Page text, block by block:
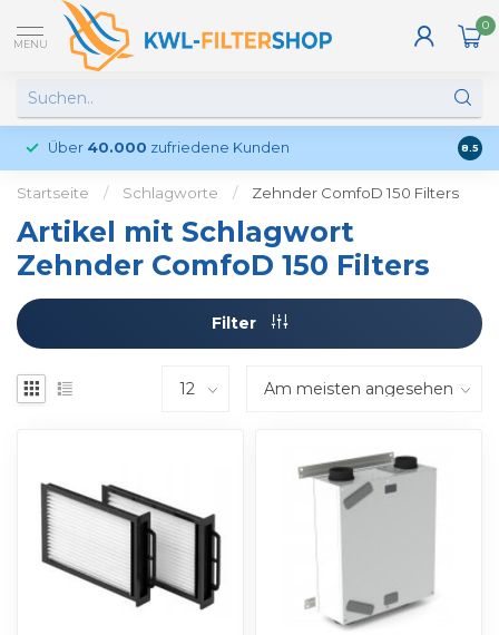
MENU
0
Über 40.000 zufriedene Kunden 8.5
Startseite / Schlagworte / Zehnder ComfoD 150 Filters
Artikel mit Schlagwort
Zehnder ComfoD 150 Filters
Filter